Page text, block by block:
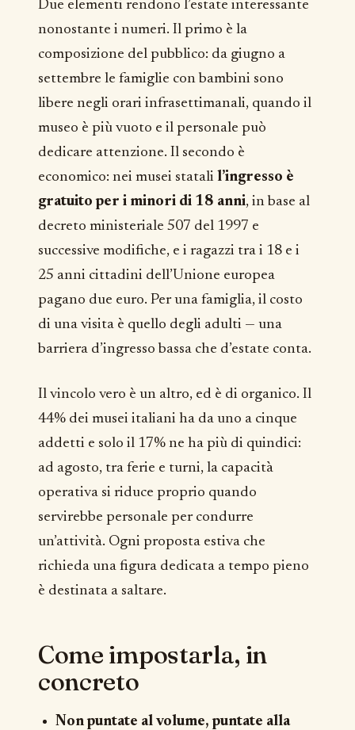
Due elementi rendono l’estate interessante
nonostante i numeri. Il primo è la
composizione del pubblico: da giugno a
settembre le famiglie con bambini sono
libere negli orari infrasettimanali, quando il
museo è più vuoto e il personale può
dedicare attenzione. Il secondo è
economico: nei musei statali l’ingresso è
gratuito per i minori di 18 anni, in base al
decreto ministeriale 507 del 1997 e
successive modifiche, e i ragazzi tra i 18 e i
25 anni cittadini dell’Unione europea
pagano due euro. Per una famiglia, il costo
di una visita è quello degli adulti — una
barriera d’ingresso bassa che d’estate conta.
Il vincolo vero è un altro, ed è di organico. Il
44% dei musei italiani ha da uno a cinque
addetti e solo il 17% ne ha più di quindici:
ad agosto, tra ferie e turni, la capacità
operativa si riduce proprio quando
servirebbe personale per condurre
un’attività. Ogni proposta estiva che
richieda una figura dedicata a tempo pieno
è destinata a saltare.
Come impostarla, in
concreto
Non puntate al volume, puntate alla